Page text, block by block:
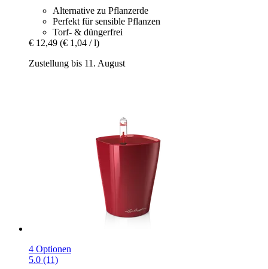
Alternative zu Pflanzerde
Perfekt für sensible Pflanzen
Torf- & düngerfrei
€ 12,49 (€ 1,04 / l)
Zustellung bis 11. August
4 Optionen
5.0 (11)